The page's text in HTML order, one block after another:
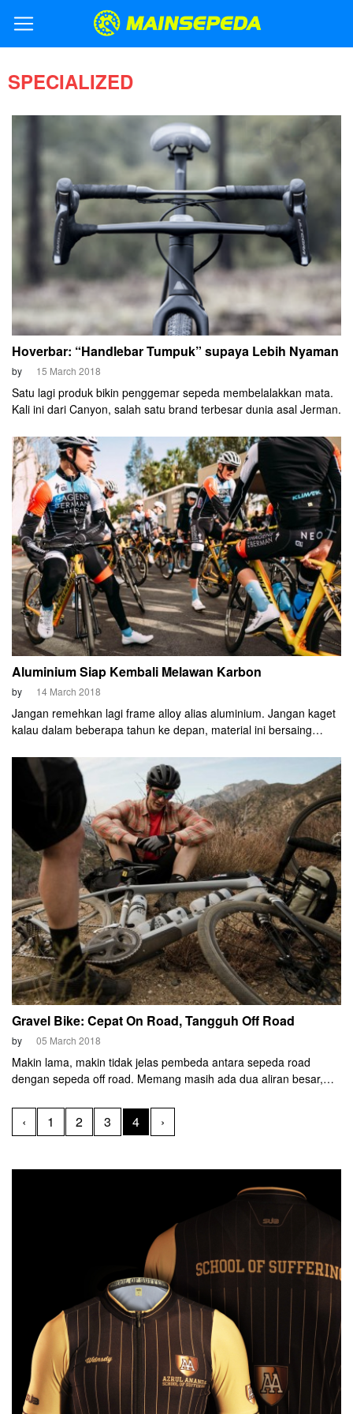
SPECIALIZED
Hoverbar: “Handlebar Tumpuk” supaya Lebih Nyaman
by 15 March 2018
Satu lagi produk bikin penggemar sepeda membelalakkan mata.
Kali ini dari Canyon, salah satu brand terbesar dunia asal Jerman.
Aluminium Siap Kembali Melawan Karbon
by 14 March 2018
Jangan remehkan lagi frame alloy alias aluminium. Jangan kaget
kalau dalam beberapa tahun ke depan, material ini bersaing
telah melakukan investasi besar menggunakan aluminium,
mendorongnya kembali ke arah puncak popularitas.
Gravel Bike: Cepat On Road, Tangguh Off Road
by 05 March 2018
Makin lama, makin tidak jelas pembeda antara sepeda road
dengan sepeda off road. Memang masih ada dua aliran besar,
karuan variatifnya.
‹ 1 2 3 4 ›